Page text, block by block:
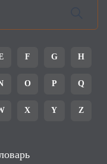
F G H
O P Q
X Y Z